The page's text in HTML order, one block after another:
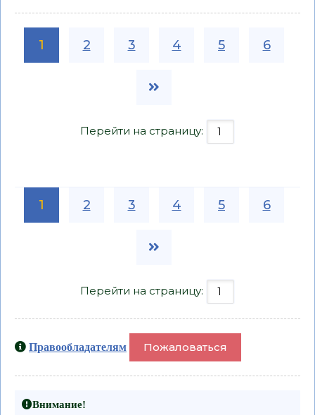
1 2 3 4 5 6
Перейти на страницу:
1 2 3 4 5 6
Перейти на страницу:
Правообладателям Пожаловаться
Внимание!